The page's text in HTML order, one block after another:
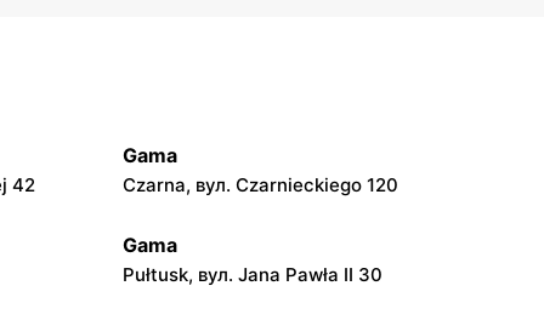
42
Gama
Czarna, вул. Czarnieckiego 120
Gama
Pułtusk, вул. Jana Pawła II 30